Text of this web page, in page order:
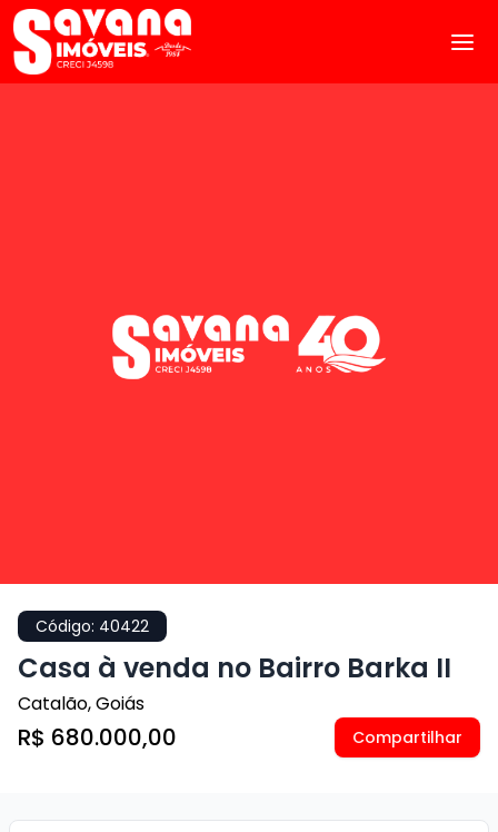
Código: 40422
Casa à venda no Bairro Barka II
Catalão,Goiás
R$ 680.000,00 Compartilhar